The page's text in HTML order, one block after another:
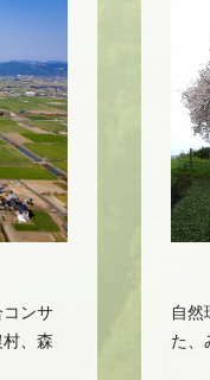
ンサ
、森
自然
た、